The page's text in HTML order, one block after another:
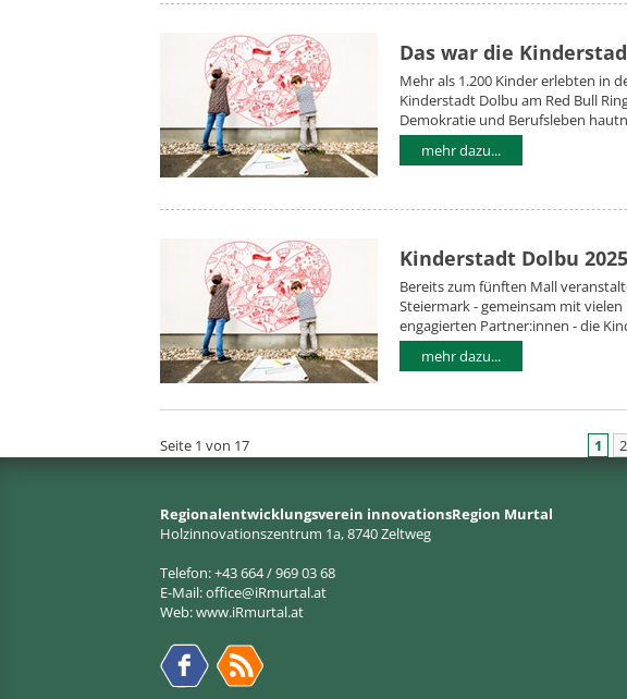
Das war die
Mehr als 1.200 Kinder erlebten in
Kinderstadt Dolbu am Red Bull
Demokratie und Berufsleben
mehr dazu...
Kinderstadt Dolbu 2025
Bereits zum fünften Mall
Steiermark - gemeinsam mit
engagierten Partner:innen - die
mehr dazu...
Seite 1 von 17 1 2
Regionalentwicklungsverein innovationsRegion Murtal
Holzinnovationszentrum 1a, 8740 Zeltweg
Telefon: +43 664 / 969 03 68
E-Mail:office@iRmurtal.at
Web:www.iRmurtal.at